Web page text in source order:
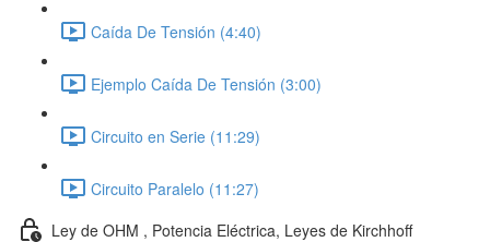
Caída De Tensión (4:40)
Ejemplo Caída De Tensión (3:00)
Circuito en Serie (11:29)
Circuito Paralelo (11:27)
Ley de OHM , Potencia Eléctrica, Leyes de Kirchhoff